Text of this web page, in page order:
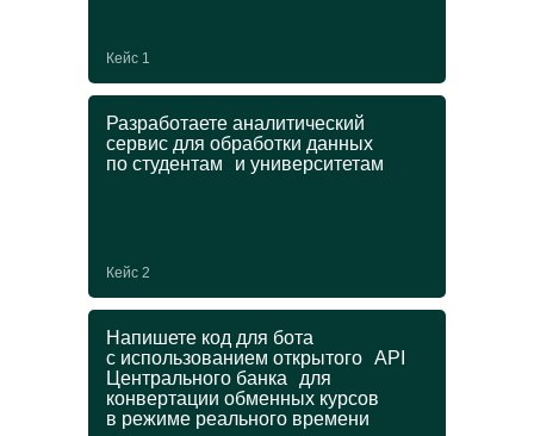
Разработаете аналитический
сервис для обработки данных
по студентам и университетам
Кейс 2
Напишете код для бота
с использованием открытого API
Центрального банка для
конвертации обменных курсов
в режиме реального времени
Кейс 1
Получите еще одну
специальность
и диплом ДПО
В магистратуре можно пройти онлайн-
программу ДПО и усилить основную
профессию ценными IT-навыками.